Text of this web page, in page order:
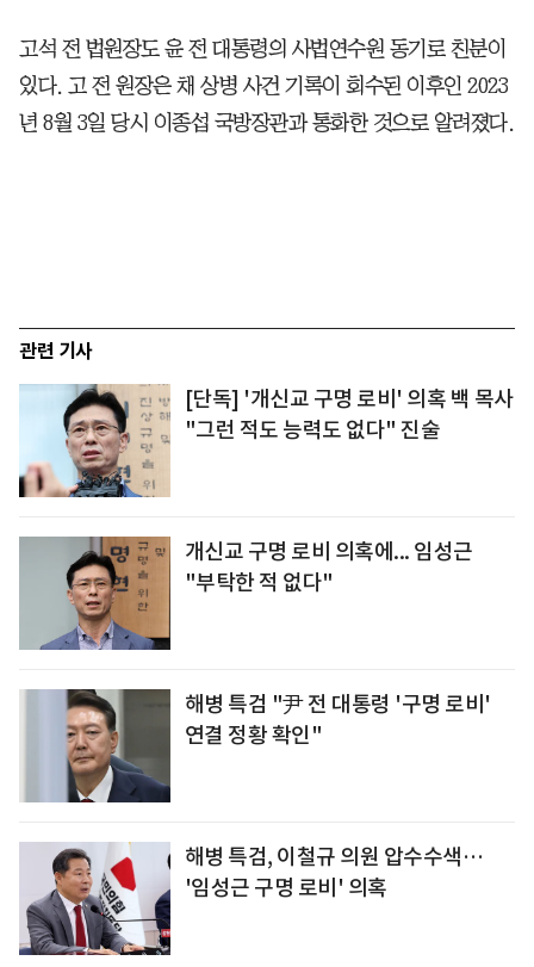
고석 전 법원장도 윤 전 대통령의 사법연수원 동기로 친분이
있다. 고 전 원장은 채 상병 사건 기록이 회수된 이후인 2023
년 8월 3일 당시 이종섭 국방장관과 통화한 것으로 알려졌다.
관련 기사
[단독] '개신교 구명 로비' 의혹 백 목사
"그런 적도 능력도 없다" 진술
개신교 구명 로비 의혹에... 임성근
"부탁한 적 없다"
해병 특검 "尹 전 대통령 '구명 로비'
연결 정황 확인"
해병 특검, 이철규 의원 압수수색…
'임성근 구명 로비' 의혹